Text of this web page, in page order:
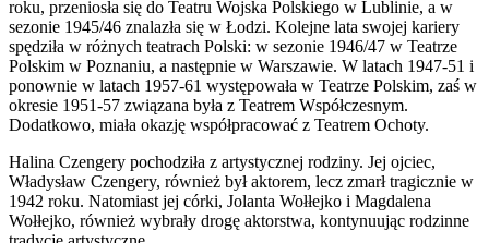
roku, przeniosła się do Teatru Wojska Polskiego w Lublinie, a w
sezonie 1945/46 znalazła się w Łodzi. Kolejne lata swojej kariery
spędziła w różnych teatrach Polski: w sezonie 1946/47 w Teatrze
Polskim w Poznaniu, a następnie w Warszawie. W latach 1947-51 i
ponownie w latach 1957-61 występowała w Teatrze Polskim, zaś w
okresie 1951-57 związana była z Teatrem Współczesnym.
Dodatkowo, miała okazję współpracować z Teatrem Ochoty.
Halina Czengery pochodziła z artystycznej rodziny. Jej ojciec,
Władysław Czengery, również był aktorem, lecz zmarł tragicznie w
1942 roku. Natomiast jej córki, Jolanta Wołłejko i Magdalena
Wołłejko, również wybrały drogę aktorstwa, kontynuując rodzinne